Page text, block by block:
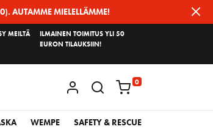
AUTAMME MIELELLÄMME!
MEILTÄ
ILMAINEN TOIMITUS YLI 50
EURON TILAUKSIIN!
KIRJAUDU / REKISTERÖIDY
0
WEMPE SAFETY & RESCUE